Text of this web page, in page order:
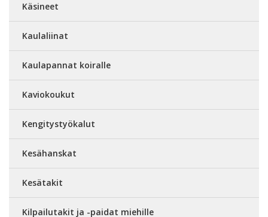
Käsineet
Kaulaliinat
Kaulapannat koiralle
Kaviokoukut
Kengitystyökalut
Kesähanskat
Kesätakit
Kilpailutakit ja -paidat miehille